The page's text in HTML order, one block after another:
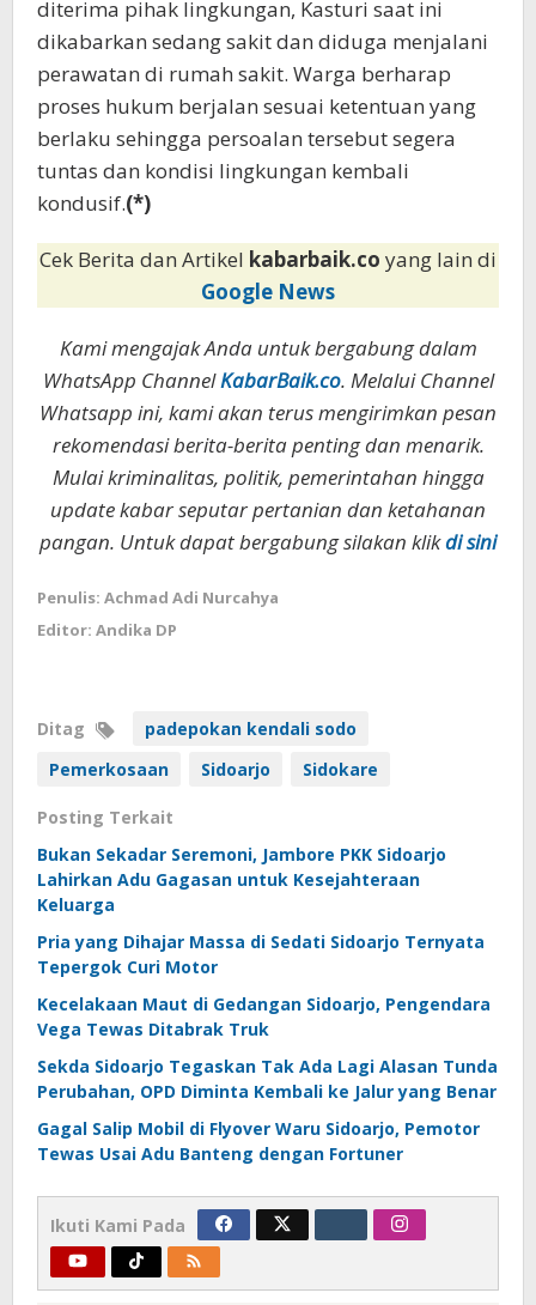
diterima pihak lingkungan, Kasturi saat ini
dikabarkan sedang sakit dan diduga menjalani
perawatan di rumah sakit. Warga berharap
proses hukum berjalan sesuai ketentuan yang
berlaku sehingga persoalan tersebut segera
tuntas dan kondisi lingkungan kembali
kondusif.(*)
Cek Berita dan Artikel kabarbaik.co yang lain di
Google News
Kami mengajak Anda untuk bergabung dalam
WhatsApp ChannelKabarBaik.co. Melalui Channel
Whatsapp ini, kami akan terus mengirimkan pesan
rekomendasi berita-berita penting dan menarik.
Mulai kriminalitas, politik, pemerintahan hingga
update kabar seputar pertanian dan ketahanan
pangan. Untuk dapat bergabung silakan klikdi sini
Penulis: Achmad Adi Nurcahya
Editor: Andika DP
Ditag
padepokan kendali sodo
Pemerkosaan
Sidoarjo Sidokare
Posting Terkait
Bukan Sekadar Seremoni, Jambore PKK Sidoarjo
Lahirkan Adu Gagasan untuk Kesejahteraan
Keluarga
Pria yang Dihajar Massa di Sedati Sidoarjo Ternyata
Tepergok Curi Motor
Kecelakaan Maut di Gedangan Sidoarjo, Pengendara
Vega Tewas Ditabrak Truk
Sekda Sidoarjo Tegaskan Tak Ada Lagi Alasan Tunda
Perubahan, OPD Diminta Kembali ke Jalur yang Benar
Gagal Salip Mobil di Flyover Waru Sidoarjo, Pemotor
Tewas Usai Adu Banteng dengan Fortuner
Ikuti Kami Pada